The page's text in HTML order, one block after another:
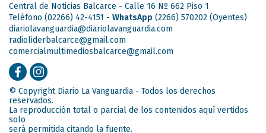
Central de Noticias Balcarce - Calle 16 Nº 662 Piso 1
Teléfono (02266) 42-4151 - WhatsApp (2266) 570202 (Oyentes)
diariolavanguardia@diariolavanguardia.com
radioliderbalcarce@gmail.com
comercialmultimediosbalcarce@gmail.com
© Copyright Diario La Vanguardia - Todos los derechos
reservados.
La reproducción total o parcial de los contenidos aquí vertidos
solo
será permitida citando la fuente.